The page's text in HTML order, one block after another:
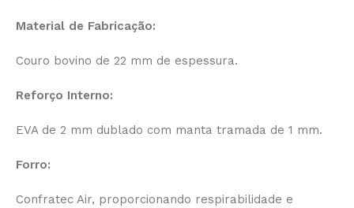
Material de Fabricação:
Couro bovino de 22 mm de espessura.
Reforço Interno:
EVA de 2 mm dublado com manta tramada de 1 mm.
Forro:
Confratec Air, proporcionando respirabilidade e